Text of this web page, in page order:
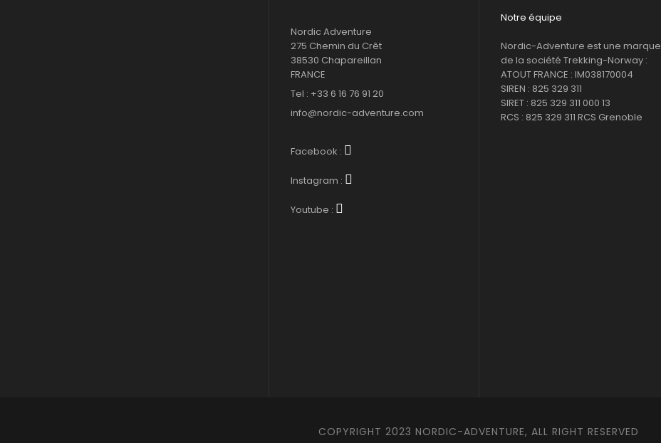
Nordic Adventure
275 Chemin du Crêt
38530 Chapareillan
FRANCE
Tel : +33 6 16 76 91 20
info@nordic-adventure.com
Facebook :
Instagram :
Youtube :
Notre équipe
Nordic-Adventure est une marque
de la société Trekking-Norway :
ATOUT FRANCE : IM038170004
SIREN : 825 329 311
SIRET : 825 329 311 000 13
RCS : 825 329 311 RCS Grenoble
COPYRIGHT 2023 NORDIC-ADVENTURE, ALL RIGHT RESERVED